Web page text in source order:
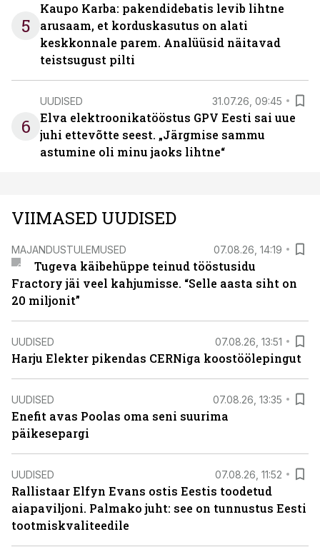
5
Kaupo Karba: pakendidebatis levib lihtne
arusaam, et korduskasutus on alati
keskkonnale parem. Analüüsid näitavad
teistsugust pilti
6
UUDISED 31.07.26, 09:45
Elva elektroonikatööstus GPV Eesti sai uue
juhi ettevõtte seest. „Järgmise sammu
astumine oli minu jaoks lihtne“
VIIMASED UUDISED
MAJANDUSTULEMUSED 07.08.26, 14:19
Tugeva käibehüppe teinud tööstusidu
Fractory jäi veel kahjumisse. “Selle aasta siht on
20 miljonit”
UUDISED 07.08.26, 13:51
Harju Elekter pikendas CERNiga koostöölepingut
UUDISED 07.08.26, 13:35
Enefit avas Poolas oma seni suurima
päikesepargi
UUDISED 07.08.26, 11:52
Rallistaar Elfyn Evans ostis Eestis toodetud
aiapaviljoni. Palmako juht: see on tunnustus Eesti
tootmiskvaliteedile